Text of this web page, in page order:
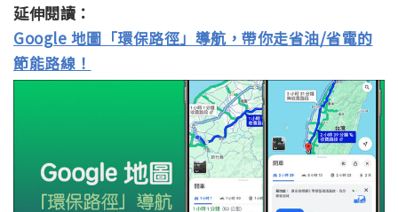
延伸閱讀：
Google 地圖「環保路徑」導航，帶你走省油/省電的
節能路線！